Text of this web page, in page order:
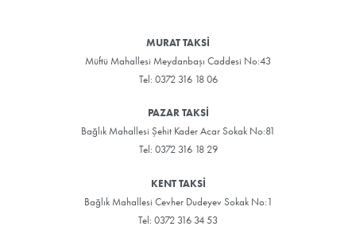
MURAT TAKSİ
Müftü Mahallesi Meydanbaşı Caddesi No:43
Tel: 0372 316 18 06
PAZAR TAKSİ
Bağlık Mahallesi Şehit Kader Acar Sokak No:81
Tel: 0372 316 18 29
KENT TAKSİ
Bağlık Mahallesi Cevher Dudeyev Sokak No:1
Tel: 0372 316 34 53